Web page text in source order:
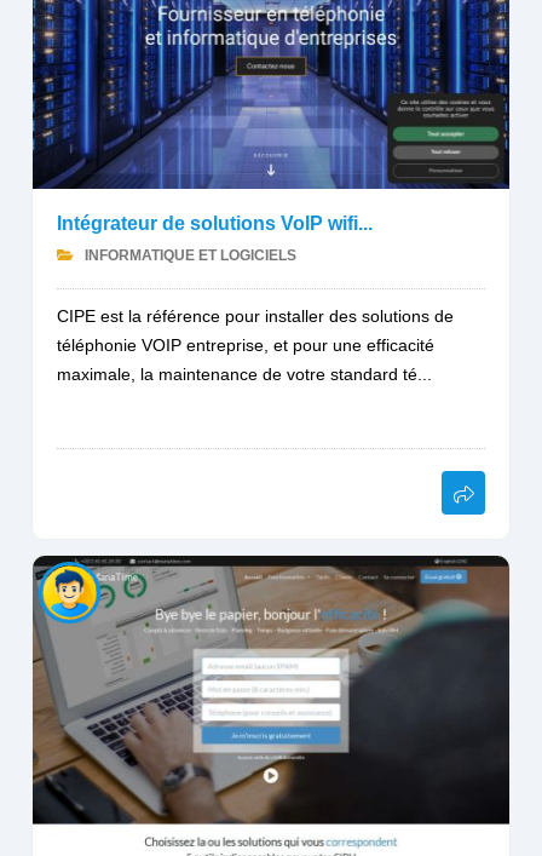
Intégrateur de solutions VoIP wifi...
INFORMATIQUE ET LOGICIELS
CIPE est la référence pour installer des solutions de
téléphonie VOIP entreprise, et pour une efficacité
maximale, la maintenance de votre standard té...